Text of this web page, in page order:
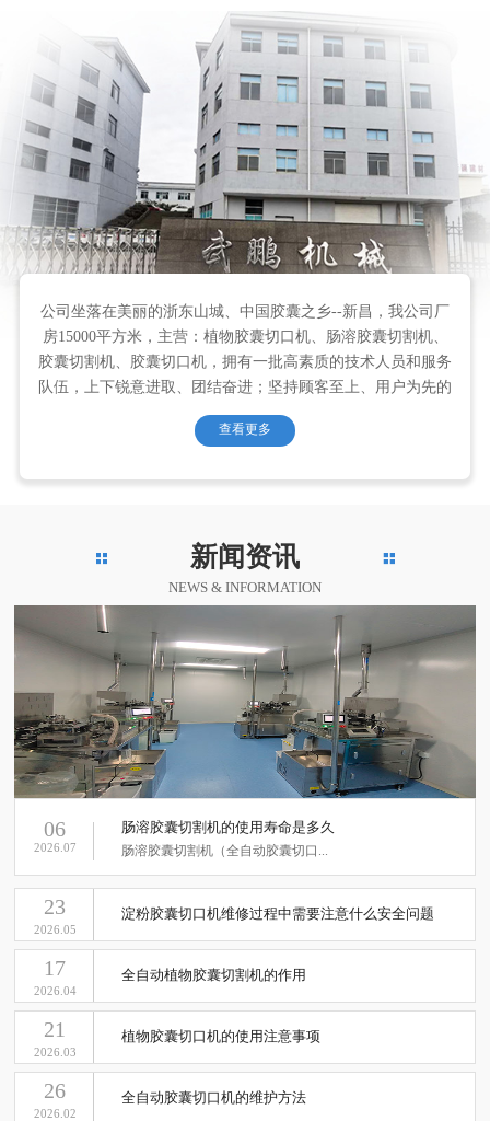
公司坐落在美丽的浙东山城、中国胶囊之乡--新昌，我公司厂
房15000平方米，主营：植物胶囊切口机、肠溶胶囊切割机、
胶囊切割机、胶囊切口机，拥有一批高素质的技术人员和服务
队伍，上下锐意进取、团结奋进；坚持顾客至上、用户为先的
根本原则。公司研制的采用独特内剪切法的全自动胶囊切口机
已有 30年之久，经过不断升级改造，历经四代产品，现公司又
囊切口机、植物胶囊切口机、植物胶囊切割机、淀粉...
查看更多
新闻资讯
NEWS & INFORMATION
06
2026.07
肠溶胶囊切割机的使用寿命是多久
肠溶胶囊切割机（全自动胶囊切口...
23
2026.05
淀粉胶囊切口机维修过程中需要注意什么安全问题
17
2026.04
全自动植物胶囊切割机的作用
21
2026.03
植物胶囊切口机的使用注意事项
26
2026.02
全自动胶囊切口机的维护方法